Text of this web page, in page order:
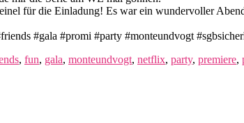
für die Einladung! Es war ein wundervoller
#gala #promi #party #monteundvogt
, fun, gala, monteundvogt, netflix, party, premiere,